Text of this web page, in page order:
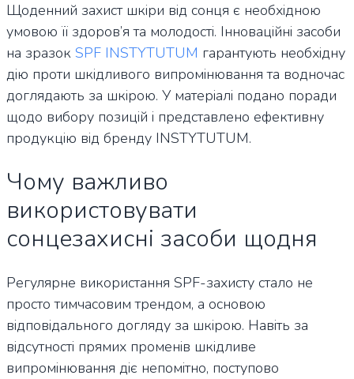
Щоденний захист шкіри від сонця є необхідною
умовою її здоров’я та молодості. Інноваційні засоби
на зразок SPF INSTYTUTUM гарантують необхідну
дію проти шкідливого випромінювання та водночас
доглядають за шкірою. У матеріалі подано поради
щодо вибору позицій і представлено ефективну
продукцію від бренду INSTYTUTUM.
Чому важливо
використовувати
сонцезахисні засоби щодня
Регулярне використання SPF-захисту стало не
просто тимчасовим трендом, а основою
відповідального догляду за шкірою. Навіть за
відсутності прямих променів шкідливе
випромінювання діє непомітно, поступово